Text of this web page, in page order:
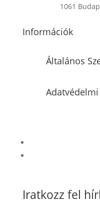
1061
Információk
Általános
Iratkozz fel